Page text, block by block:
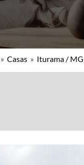
» Casas » Iturama / MG